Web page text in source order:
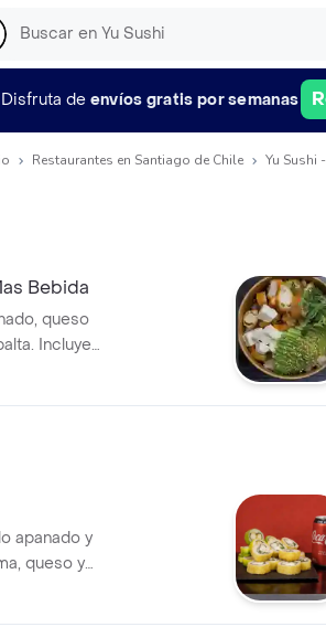
Disfruta de envíos gratis por semanas
Restaurantes en Santiago de Chile Yu Sushi
Bebida
queso
Incluye
apanado y
queso y